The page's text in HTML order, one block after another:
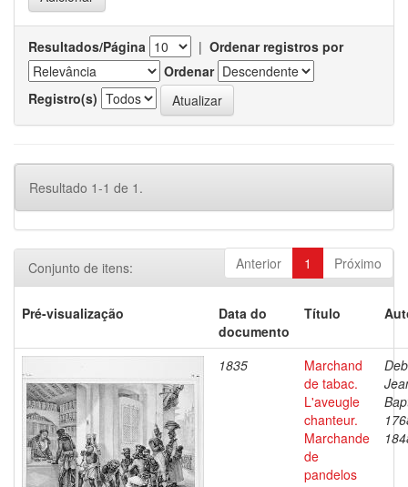
Resultados/Página | Ordenar registros por
Ordenar
Registro(s)
Resultado 1-1 de 1.
Anterior 1 Próximo
Conjunto de itens:
Pré-visualização
Data do
documento
Título
1835
Marchand
de tabac.
L'aveugle
chanteur.
Marchande
de
pandelos